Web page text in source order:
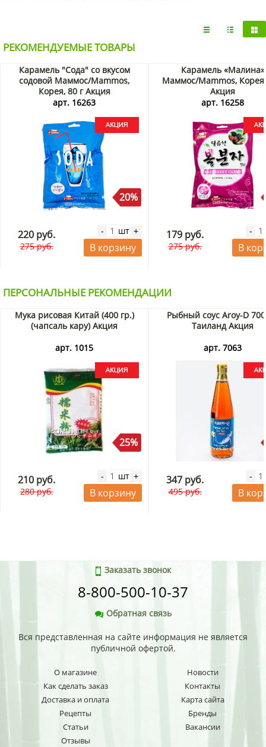
РЕКОМЕНДУЕМЫЕ ТОВАРЫ
Карамель "Сода" со вкусом
содовой Маммос/Mammos,
Корея, 80 г Акция
арт. 16263
20%
220 руб.
275 руб.
- шт +
В корзину
Карамель «Малина»
Маммос/Mammos, Корея,
Акция
арт. 16258
179 руб.
275 руб.
-
В
ПЕРСОНАЛЬНЫЕ РЕКОМЕНДАЦИИ
Мука рисовая Китай (400 гр.)
(чапсаль кару) Акция
арт. 1015
25%
210 руб.
280 руб.
- шт +
В корзину
Рыбный соус Aroy-D
Таиланд Акция
арт. 7063
347 руб.
495 руб.
-
В
Заказать звонок
8-800-500-10-37
Обратная связь
Вся представленная на сайте информация не является
публичной офертой.
О магазине
Как сделать заказ
Доставка и оплата
Рецепты
Статьи
Отзывы
Новости
Контакты
Карта сайта
Бренды
Вакансии